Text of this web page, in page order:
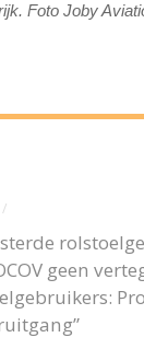
Foto Joby
/
geen